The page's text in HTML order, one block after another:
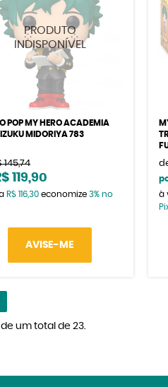
POP MY HERO ACADEMIA
IZUKU MIDORIYA 783
145,74
119,90
R$ 116,30 economize3% no
AVISE-ME
à
um total de 23.